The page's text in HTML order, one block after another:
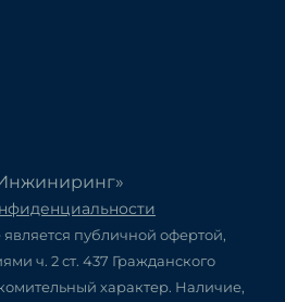
публичной офертой,
ч. 2 ст. 437 Гражданского
характер. Наличие,